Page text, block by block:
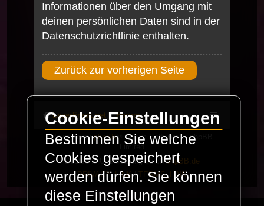
Informationen über den Umgang mit
deinen persönlichen Daten sind in der
Datenschutzrichtlinie enthalten.
Zurück zur vorherigen Seite
LaserFreak.net Forum
Powered byphpBB® Forum Software © phpBB
Limited
Deutsche Übersetzung durchphpBB.de
PRIVACY_LINK|TERMS_LINK
Cookie-Einstellungen
Bestimmen Sie welche
Cookies gespeichert
werden dürfen. Sie können
diese Einstellungen